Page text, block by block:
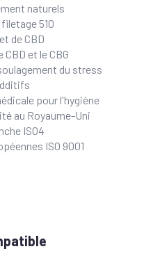
naturels
510
de CBD
et le CBG
du stress
pour l'hygiène
au Royaume-Uni
ISO4
ISO 9001